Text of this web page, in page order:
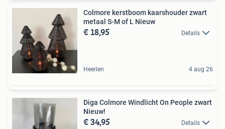
Colmore kerstboom kaarshouder zwart
metaal S-M of L Nieuw
€ 18,95 Details
Heerlen 4 aug 26
Diga Colmore Windlicht On People zwart
Nieuw!
€ 34,95 Details